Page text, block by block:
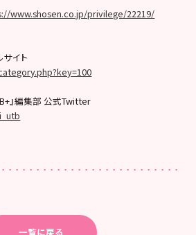
www.shosen.co.jp/privilege/22219/
サイト
』編集部 公式Twitter
一覧に戻る